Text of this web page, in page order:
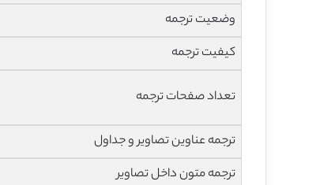
وضعیت ترجمه
کیفیت ترجمه
تعداد صفحات ترجمه
ترجمه عناوین تصاویر و جداول
ترجمه متون داخل تصاویر